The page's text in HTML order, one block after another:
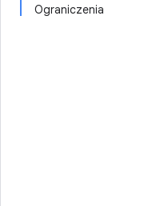
Ograniczenia